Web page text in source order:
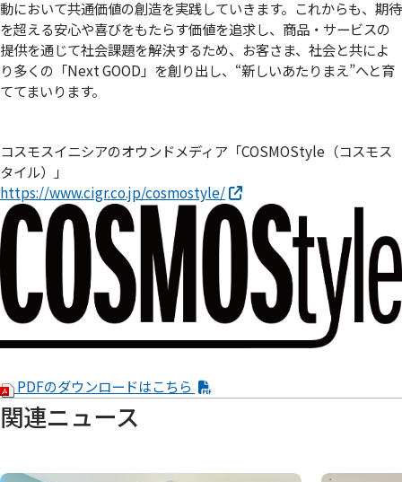
動において共通価値の創造を実践していきます。これからも、期待
を超える安心や喜びをもたらす価値を追求し、商品・サービスの
提供を通じて社会課題を解決するため、お客さま、社会と共によ
り多くの「Next GOOD」を創り出し、“新しいあたりまえ”へと育
ててまいります。
コスモスイニシアのオウンドメディア「COSMOStyle（コスモス
タイル）」
https://www.cigr.co.jp/cosmostyle/
PDFのダウンロードはこちら
関連ニュース